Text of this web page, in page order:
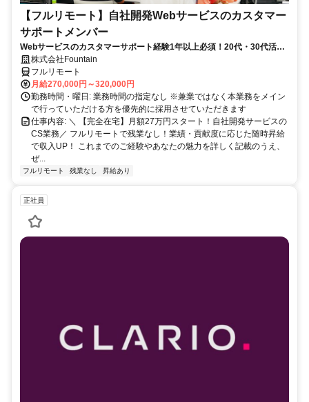
【フルリモート】自社開発Webサービスのカスタマー
サポートメンバー
Webサービスのカスタマーサポート経験1年以上必須！20代・30代活躍
中！株式会社Fountain
フルリモート
月給270,000円～320,000円
勤務時間・曜日: 業務時間の指定なし ※兼業ではなく本業務をメイン
で行っていただける方を優先的に採用させていただきます
仕事内容: ＼ 【完全在宅】月額27万円スタート！自社開発サービスの
CS業務／ フルリモートで残業なし！業績・貢献度に応じた随時昇給
で収入UP！ これまでのご経験やあなたの魅力を詳しく記載のうえ、
ぜ...
フルリモート 残業なし 昇給あり
正社員